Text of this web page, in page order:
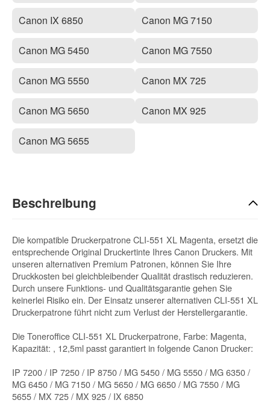
Canon IX 6850
Canon MG 5450
Canon MG 5550
Canon MG 5650
Canon MG 5655
Canon MG 7150
Canon MG 7550
Canon MX 725
Canon MX 925
Beschreibung
Die kompatible Druckerpatrone CLI-551 XL Magenta, ersetzt die
entsprechende Original Druckertinte Ihres Canon Druckers. Mit
unseren alternativen Premium Patronen, können Sie Ihre
Druckkosten bei gleichbleibender Qualität drastisch reduzieren.
Durch unsere Funktions- und Qualitätsgarantie gehen Sie
keinerlei Risiko ein. Der Einsatz unserer alternativen CLI-551 XL
Druckerpatrone führt nicht zum Verlust der Herstellergarantie.
Die Toneroffice CLI-551 XL Druckerpatrone, Farbe: Magenta,
Kapazität: , 12,5ml passt garantiert in folgende Canon Drucker:
IP 7200 / IP 7250 / IP 8750 / MG 5450 / MG 5550 / MG 6350 /
MG 6450 / MG 7150 / MG 5650 / MG 6650 / MG 7550 / MG
5655 / MX 725 / MX 925 / IX 6850